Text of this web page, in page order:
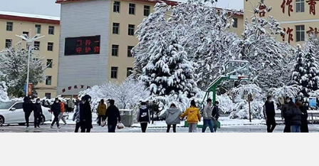
冀中职业学院经济管理系欢迎你！Welcome to join us!